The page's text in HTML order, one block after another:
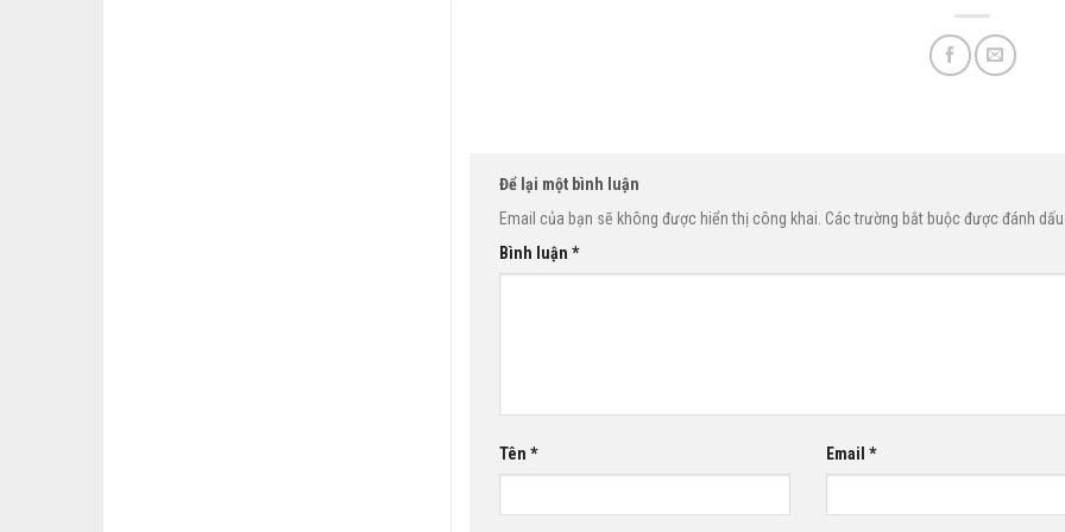
Để lại một bình luận
Email của bạn sẽ không được hiển thị công khai. Các trường bắt buộc được đánh dấu
Bình luận *
Tên * Email*